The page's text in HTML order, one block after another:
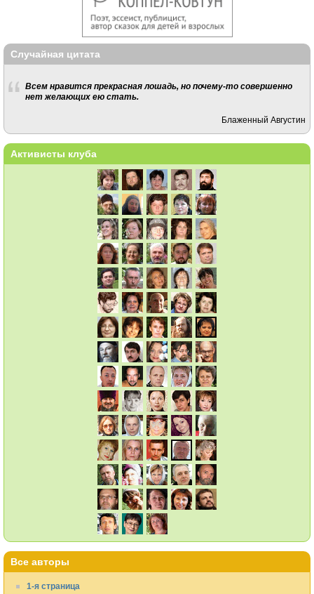
Случайная цитата
Всем нравится прекрасная лошадь, но почему-то совершенно
нет желающих ею стать.
Блаженный Августин
Активисты клуба
Все авторы
1-я страница